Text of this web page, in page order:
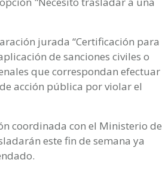
jurada “Certificación para
de sanciones civiles o
que correspondan efectuar
acción pública por violar el
coordinada con el Ministerio de
este fin de semana ya